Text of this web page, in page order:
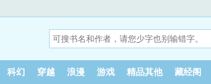
科幻 穿越 浪漫 游戏 精品其他 藏经阁